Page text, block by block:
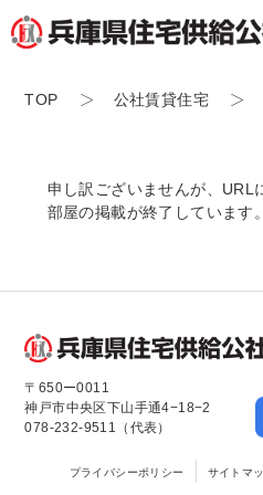
TOP 公社賃貸住宅
申し訳ございませんが、URL
部屋の掲載が終了しています。
〒650ー0011
神戸市中央区下山手通4−18−2
078-232-9511（代表）
プライバシーポリシー サイトマ